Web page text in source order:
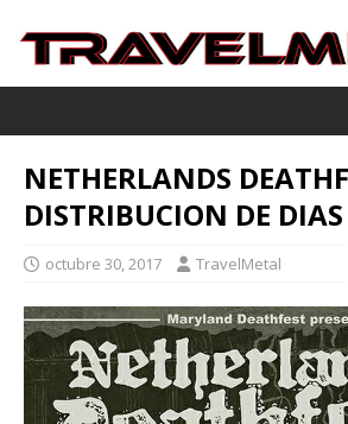
NETHERLANDS
DISTRIBUCION DE DIAS
octubre 30, 2017 TravelMetal